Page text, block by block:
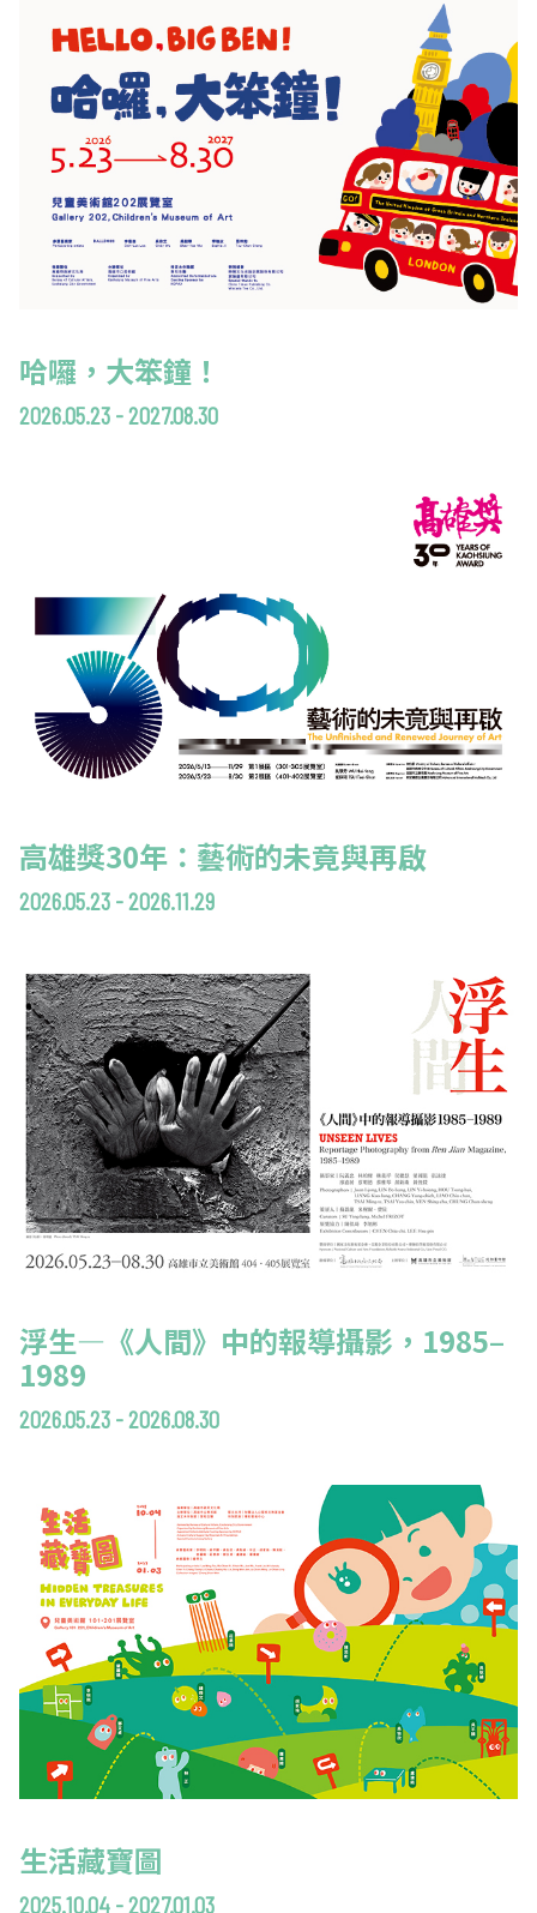
哈囉，大笨鐘！
2026.05.23 - 2027.08.30
高雄獎30年：藝術的未竟與再啟
2026.05.23 - 2026.11.29
浮生—《人間》中的報導攝影，1985–
1989
2026.05.23 - 2026.08.30
生活藏寶圖
2025.10.04 - 2027.01.03